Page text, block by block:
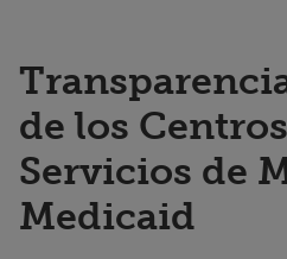
de los
Servicios de
Medicaid